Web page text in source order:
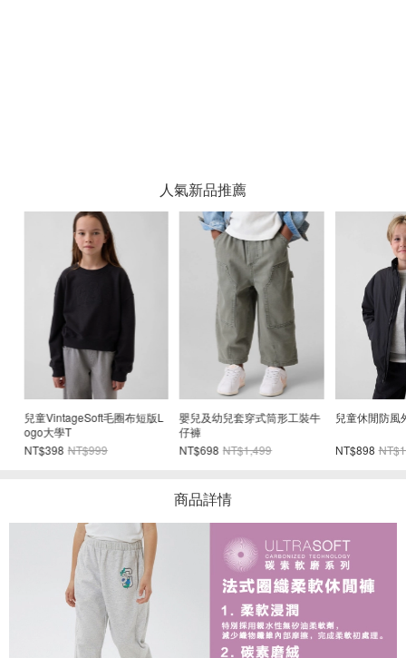
人氣新品推薦
嬰兒及幼兒套穿式筒形工裝牛
仔褲
NT$698 NT$1,499
兒童休閒防風外套
NT$898 NT$1,999
babyGap刺繡
NT$899
商品詳情